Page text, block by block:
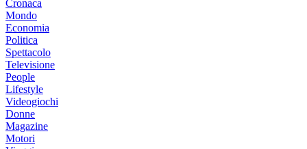
Cronaca
Mondo
Economia
Politica
Spettacolo
Televisione
People
Lifestyle
Videogiochi
Donne
Magazine
Motori